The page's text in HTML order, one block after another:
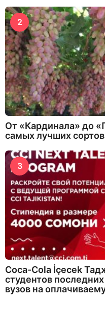
2
От «Кардинала» до
самых лучших
3
Coca-Cola İçecek
студентов
вузов на